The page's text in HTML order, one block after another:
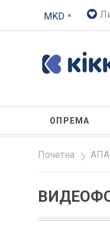
MKD
ОПРЕМА
Почетна »